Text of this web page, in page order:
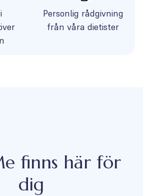
Personlig rådgivning
från våra dietister
finns här för
dig